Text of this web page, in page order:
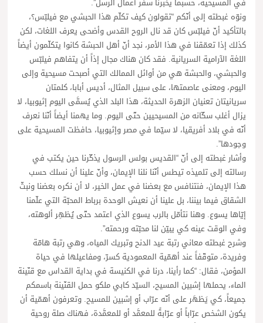
ونوّه غبطته إلى أنّكم “تقولون كيف تكلّم هذا الحبشي مع فيلبّس؟،
بالتأكيد أنّ فيلبّس كان قد نال الروح القدس وأضحى يعرف اللغات، لكن
كذلك إذا تعمّقنا في هذا الأمر، نجد أنّ أهل الحبشة كانوا يتكلّمون أيضاً
اللغة الآرامية السريانية. فقد كان هناك مجال إذاً أن يتفاهم فيلبّس
والحبشي، والحبشة هي من أوائل الممالك التي أصبحت مسيحية وإلى
اليوم، ومعنى عاصمتها، على سبيل المثال، أديس أبابا، كلمتان
سريانيتان تعنيان الزهرة الحديثة، هذا البلد الذي يُسمَّى اليوم إثيوبيا، لا
يزال أغلب سكّانه من المسيحيين حتّى اليوم. وما يهمنا أيضاً أنّنا نعرف
أنّه في بلاد أفريقيا، لا سيّما في مصر وإثيوبيا، حافظت المسيحية على
وجودها”.
وأشار غبطته إلى أنّ “القديس بولس الرسول يذكّرنا حين يكتب في
رسالته إلى تلميذه تيطس أنّنا نلنا الإيمان، وأنّ علينا أن نسلك حسب
هذا الإيمان، فنتنافس مع بعضنا في عمل الخير، لا أن نكره بعضنا ونبثّ
الشقاق فيما بيننا، بل علينا أن نعيش الوحدة برباط المحبّة التي علّمنا
إيّاها يسوع. وهنا نتأمّل بالرب يسوع الذي اعتمد حتّى يُظهِر ألوهته،
وفي الوقت عينه كي يبيّن لنا محبّته ورحمته”.
وشرح غبطته معاني رتبة عيد الدنح وتبريك المياه، وهي رتبة هامّة
وفريدة، متوقّفاً عند أهمّية المعمودية كسرّ، ومفاعيلها في حياة
المؤمن، فقال: “كما رأينا، درنا في الكنيسة في بداية القداس مع قنّينة
الماء، يحملها إشبين المسيح، السيّد كابي ملكو حمل القنّينة باسمكم
جميعاً، كي يَظهَر على أنّه عرّاب أو إشبين للمسيح. وتعرفون أهمّية أن
يكون الشخص عرّاباً أو عرّابةً للمعمَّد أو للمعمَّدة، فهناك صلة روحية